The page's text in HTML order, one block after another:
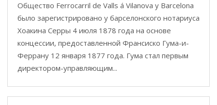
Общество Ferrocarril de Valls á Vilanova y Barcelona
было зарегистрировано у барселонского нотариуса
Хоакина Серры 4 июля 1878 года на основе
концессии, предоставленной Франсиско Гума-и-
Феррану 12 января 1877 года. Гума стал первым
директором-управляющим...